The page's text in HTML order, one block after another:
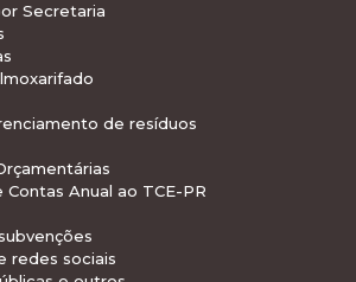
Secretaria
de resíduos
Anual ao TCE-PR
redes sociais